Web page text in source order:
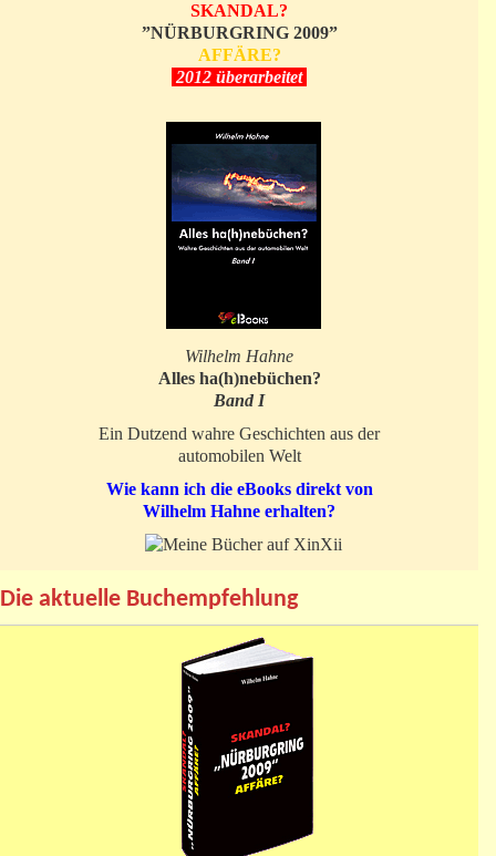
SKANDAL?
”NÜRBURGRING 2009”
AFFÄRE?
2012 überarbeitet
Wilhelm Hahne
Alles ha(h)nebüchen?
Band I
Ein Dutzend wahre Geschichten aus der
automobilen Welt
Wie kann ich die eBooks direkt von
Wilhelm Hahne erhalten?
Die aktuelle Buchempfehlung